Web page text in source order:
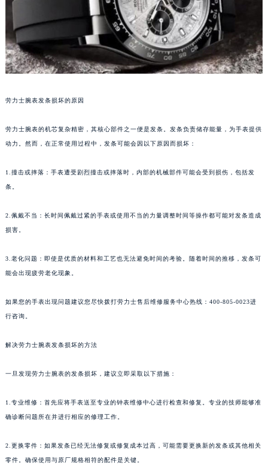
劳力士腕表发条损坏的原因
劳力士腕表的机芯复杂精密，其核心部件之一便是发条。发条负责储存能量，为手表提供
动力。然而，在正常使用过程中，发条可能会因以下原因而损坏：
1.撞击或摔落：手表遭受剧烈撞击或摔落时，内部的机械部件可能会受到损伤，包括发
条。
2.佩戴不当：长时间佩戴过紧的手表或使用不当的力量调整时间等操作都可能对发条造成
损害。
3.老化问题：即使是优质的材料和工艺也无法避免时间的考验。随着时间的推移，发条可
能会出现疲劳老化现象。
如果您的手表出现问题建议您尽快拨打劳力士售后维修服务中心热线：400-805-0023进
行咨询。
解决劳力士腕表发条损坏的方法
一旦发现劳力士腕表的发条损坏，建议立即采取以下措施：
1.专业维修：首先应将手表送至专业的钟表维修中心进行检查和修复。专业的技师能够准
确诊断问题所在并进行相应的修理工作。
2.更换零件：如果发条已经无法修复或修复成本过高，可能需要更换新的发条或其他相关
零件。确保使用与原厂规格相符的配件是关键。